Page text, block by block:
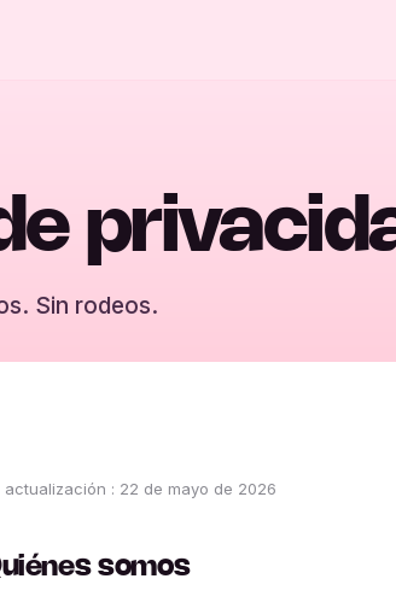
Sin rodeos.
actualización : 22 de mayo de 2026
somos